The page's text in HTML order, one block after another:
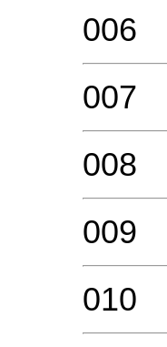
006
007
008
009
010